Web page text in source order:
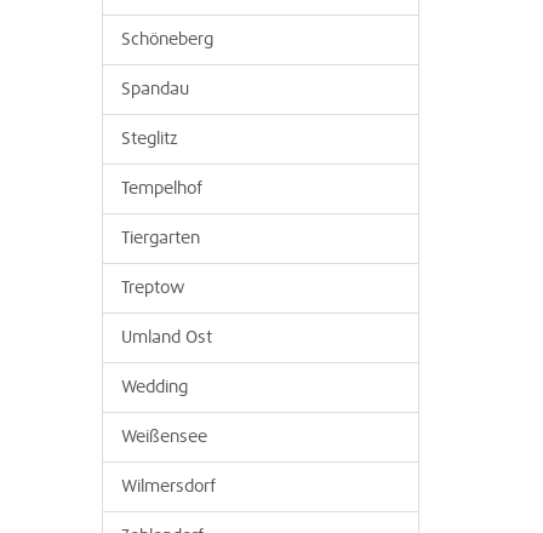
Schöneberg
Spandau
Steglitz
Tempelhof
Tiergarten
Treptow
Umland Ost
Wedding
Weißensee
Wilmersdorf